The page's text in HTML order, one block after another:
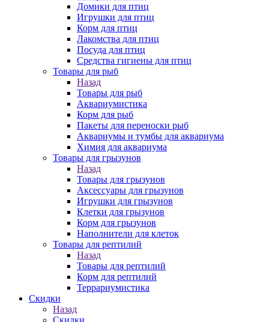
Домики для птиц
Игрушки для птиц
Корм для птиц
Лакомства для птиц
Посуда для птиц
Средства гигиены для птиц
Товары для рыб
Назад
Товары для рыб
Аквариумистика
Корм для рыб
Пакеты для переноски рыб
Аквариумы и тумбы для аквариума
Химия для аквариума
Товары для грызунов
Назад
Товары для грызунов
Аксессуары для грызунов
Игрушки для грызунов
Клетки для грызунов
Корм для грызунов
Наполнители для клеток
Товары для рептилий
Назад
Товары для рептилий
Корм для рептилий
Террариумистика
Скидки
Назад
Скидки